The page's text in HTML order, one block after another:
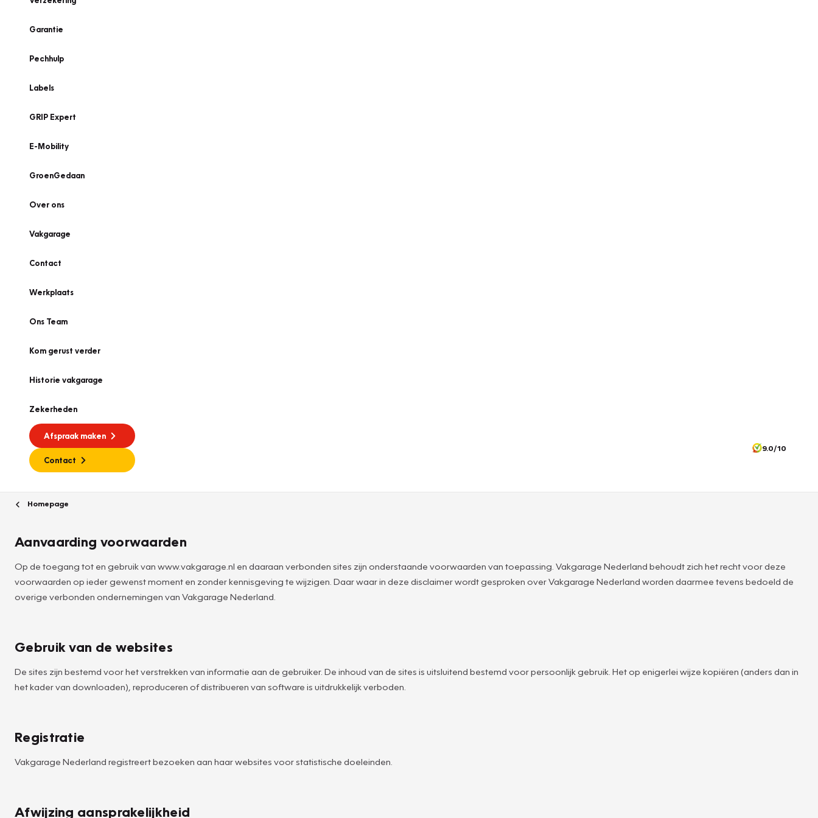
Garantie
Pechhulp
Labels
GRIP Expert
E-Mobility
GroenGedaan
Over ons
Vakgarage
Contact
Werkplaats
Ons Team
Kom gerust verder
Historie vakgarage
Zekerheden
Afspraak maken
Contact
9.0/10
Homepage
Aanvaarding voorwaarden
Op de toegang tot en gebruik van www.vakgarage.nl en daaraan verbonden sites zijn onderstaande voorwaarden van toepassing. Vakgarage Nederland behoudt zich het recht voor deze
voorwaarden op ieder gewenst moment en zonder kennisgeving te wijzigen. Daar waar in deze disclaimer wordt gesproken over Vakgarage Nederland worden daarmee tevens bedoeld de
overige verbonden ondernemingen van Vakgarage Nederland.
Gebruik van de websites
De sites zijn bestemd voor het verstrekken van informatie aan de gebruiker. De inhoud van de sites is uitsluitend bestemd voor persoonlijk gebruik. Het op enigerlei wijze kopiëren (anders dan in
het kader van downloaden), reproduceren of distribueren van software is uitdrukkelijk verboden.
Registratie
Vakgarage Nederland registreert bezoeken aan haar websites voor statistische doeleinden.
Afwijzing aansprakelijkheid